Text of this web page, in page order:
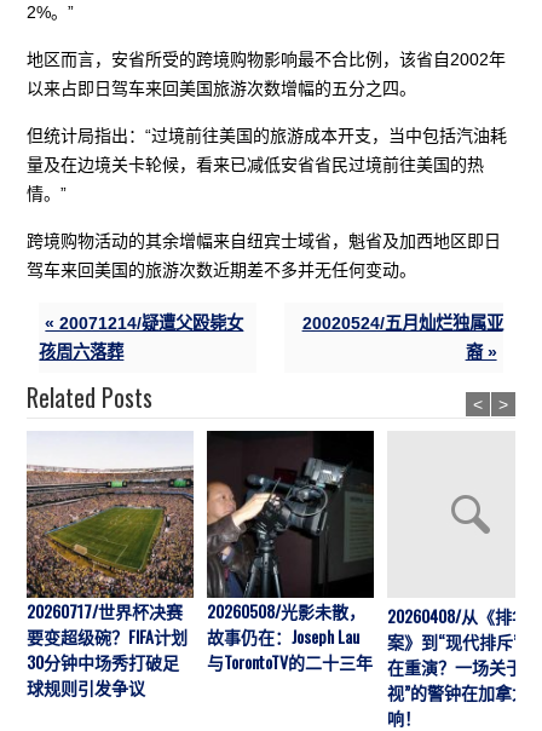
2%。”
地区而言，安省所受的跨境购物影响最不合比例，该省自2002年
以来占即日驾车来回美国旅游次数增幅的五分之四。
但统计局指出：“过境前往美国的旅游成本开支，当中包括汽油耗
量及在边境关卡轮候，看来已减低安省省民过境前往美国的热
情。”
跨境购物活动的其余增幅来自纽宾士域省，魁省及加西地区即日
驾车来回美国的旅游次数近期差不多并无任何变动。
« 20071214/疑遭父殴毙女
孩周六落葬
20020524/五月灿烂独属亚
裔 »
Related Posts
20260717/世界杯决赛
要变超级碗？FIFA计划
30分钟中场秀打破足
球规则引发争议
20260508/光影未散，
故事仍在：Joseph Lau
与TorontoTV的二十三年
20260408/从《排华
案》到“现代排斥”历
在重演？一场关于“
视”的警钟在加拿大
响！
< >